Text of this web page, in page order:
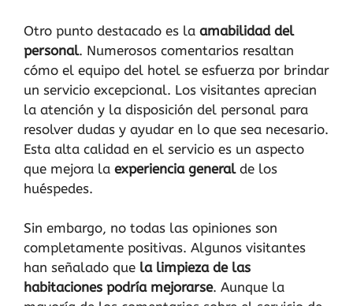
Otro punto destacado es la amabilidad del
personal. Numerosos comentarios resaltan
cómo el equipo del hotel se esfuerza por brindar
un servicio excepcional. Los visitantes aprecian
la atención y la disposición del personal para
resolver dudas y ayudar en lo que sea necesario.
Esta alta calidad en el servicio es un aspecto
que mejora la experiencia generalde los
huéspedes.
Sin embargo, no todas las opiniones son
completamente positivas. Algunos visitantes
han señalado que la limpieza de las
habitaciones podría mejorarse. Aunque la